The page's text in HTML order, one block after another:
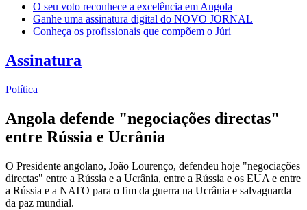
O seu voto reconhece a excelência em Angola
Ganhe uma assinatura digital do NOVO JORNAL
Conheça os profissionais que compõem o Júri
Assinatura
Política
Angola defende "negociações directas"
entre Rússia e Ucrânia
O Presidente angolano, João Lourenço, defendeu hoje "negociações
directas" entre a Rússia e a Ucrânia, entre a Rússia e os EUA e entre
a Rússia e a NATO para o fim da guerra na Ucrânia e salvaguarda
da paz mundial.